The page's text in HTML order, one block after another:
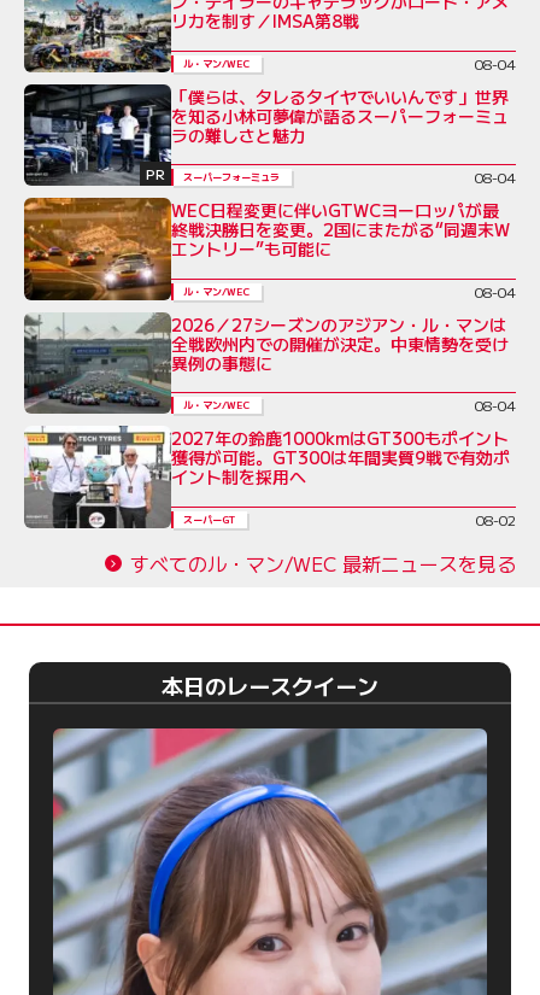
リカを制す／IMSA第8戦
ル・マン/WEC 08-04
PR
「僕らは、タレるタイヤでいいんです」世界
を知る小林可夢偉が語るスーパーフォーミュ
ラの難しさと魅力
スーパーフォーミュラ 08-04
WEC日程変更に伴いGTWCヨーロッパが最
終戦決勝日を変更。2国にまたがる“同週末W
エントリー”も可能に
ル・マン/WEC 08-04
2026／27シーズンのアジアン・ル・マンは
全戦欧州内での開催が決定。中東情勢を受け
異例の事態に
ル・マン/WEC 08-04
2027年の鈴鹿1000kmはGT300もポイント
獲得が可能。GT300は年間実質9戦で有効ポ
イント制を採用へ
スーパーGT 08-02
すべてのル・マン/WEC 最新ニュースを見る
本日のレースクイーン